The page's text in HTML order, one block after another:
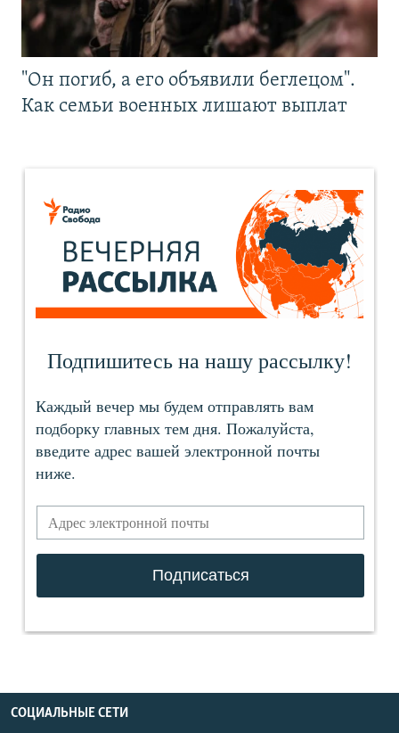
"Он погиб, а его объявили беглецом".
Как семьи военных лишают выплат
СОЦИАЛЬНЫЕ СЕТИ